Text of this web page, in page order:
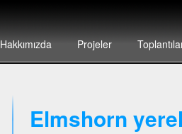
Hakkımızda Projeler
Elmshorn